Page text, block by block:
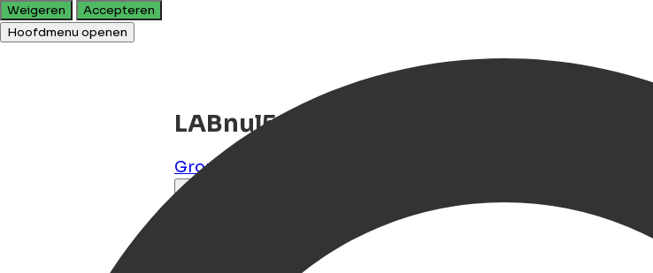
Weigeren
Accepteren
Hoofdmenu openen
LABnul50 self check-in hotel Groningen
Groningen